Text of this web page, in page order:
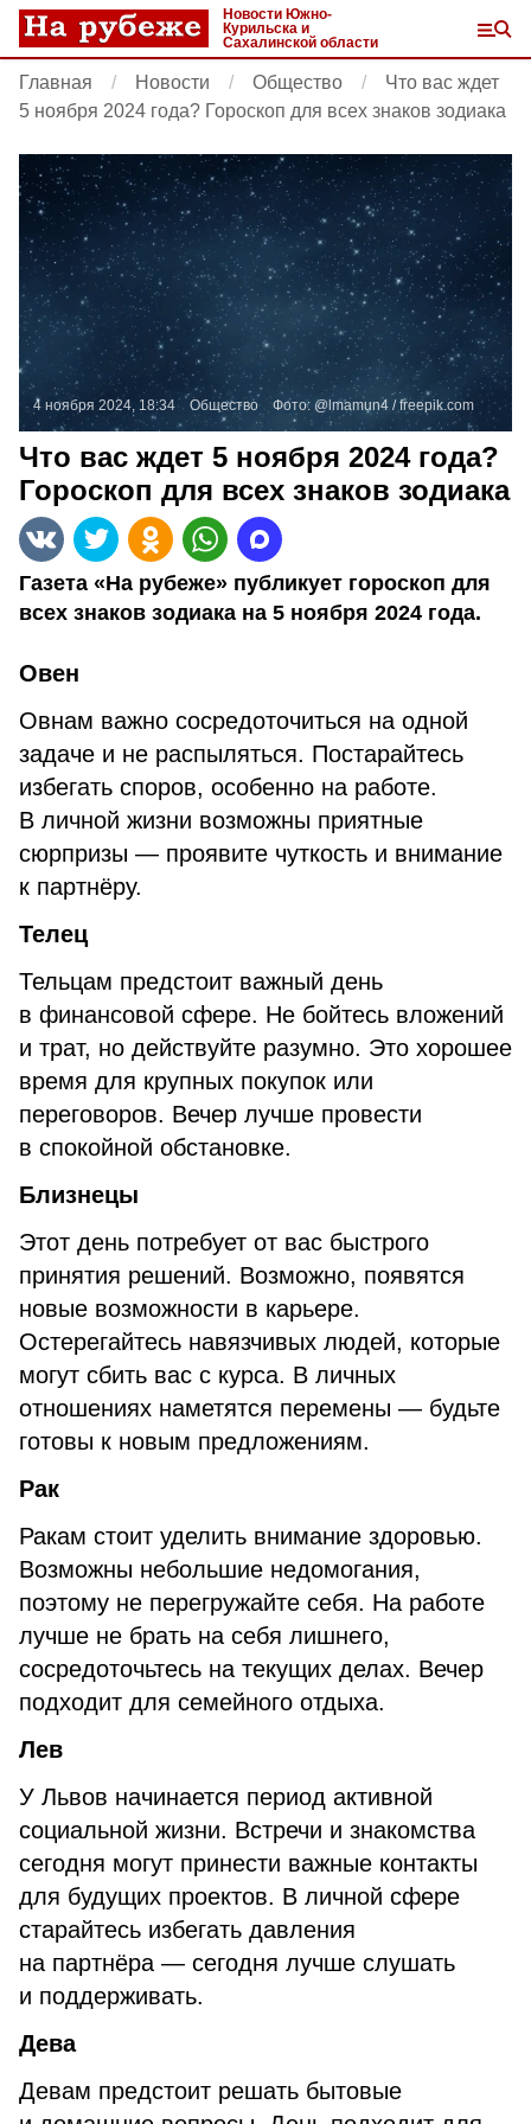
Новости Южно-
Курильска и
Сахалинской области
Главная Новости Общество
Что вас ждет
5 ноября 2024 года? Гороскоп для всех знаков зодиака
4 ноября 2024, 18:34 Общество Фото: @lmamun4 /freepik.com
Что вас ждет 5 ноября 2024 года?
Гороскоп для всех знаков зодиака
Газета «На рубеже» публикует гороскоп для
всех знаков зодиака на 5 ноября 2024 года.
Овен
Овнам важно сосредоточиться на одной
задаче и не распыляться. Постарайтесь
избегать споров, особенно на работе.
В личной жизни возможны приятные
сюрпризы — проявите чуткость и внимание
к партнёру.
Телец
Тельцам предстоит важный день
в финансовой сфере. Не бойтесь вложений
и трат, но действуйте разумно. Это хорошее
время для крупных покупок или
переговоров. Вечер лучше провести
в спокойной обстановке.
Близнецы
Этот день потребует от вас быстрого
принятия решений. Возможно, появятся
новые возможности в карьере.
Остерегайтесь навязчивых людей, которые
могут сбить вас с курса. В личных
отношениях наметятся перемены — будьте
готовы к новым предложениям.
Рак
Ракам стоит уделить внимание здоровью.
Возможны небольшие недомогания,
поэтому не перегружайте себя. На работе
лучше не брать на себя лишнего,
сосредоточьтесь на текущих делах. Вечер
подходит для семейного отдыха.
Лев
У Львов начинается период активной
социальной жизни. Встречи и знакомства
сегодня могут принести важные контакты
для будущих проектов. В личной сфере
старайтесь избегать давления
на партнёра — сегодня лучше слушать
и поддерживать.
Дева
Девам предстоит решать бытовые